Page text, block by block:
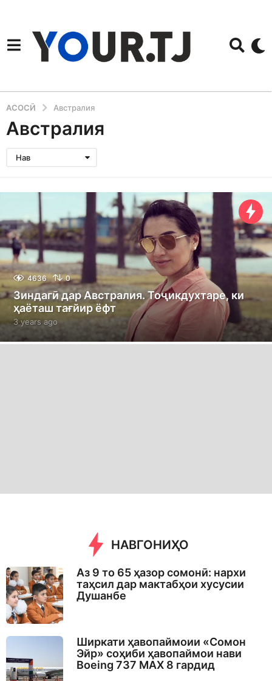
АСОСӢ Австралия
Австралия
Нав
4636 0
Зиндагӣ дар Австралия. Тоҷикдухтаре, ки
ҳаёташ тағйир ёфт
3 years ago 3
e
НАВГОНИҲО
Аз 9 то 65 ҳазор сомонӣ: нархи
таҳсил дар мактабҳои хусусии
Душанбе
Ширкати ҳавопаймоии «Сомон
Эйр» соҳиби ҳавопаймои нави
Boeing 737 MAX 8 гардид